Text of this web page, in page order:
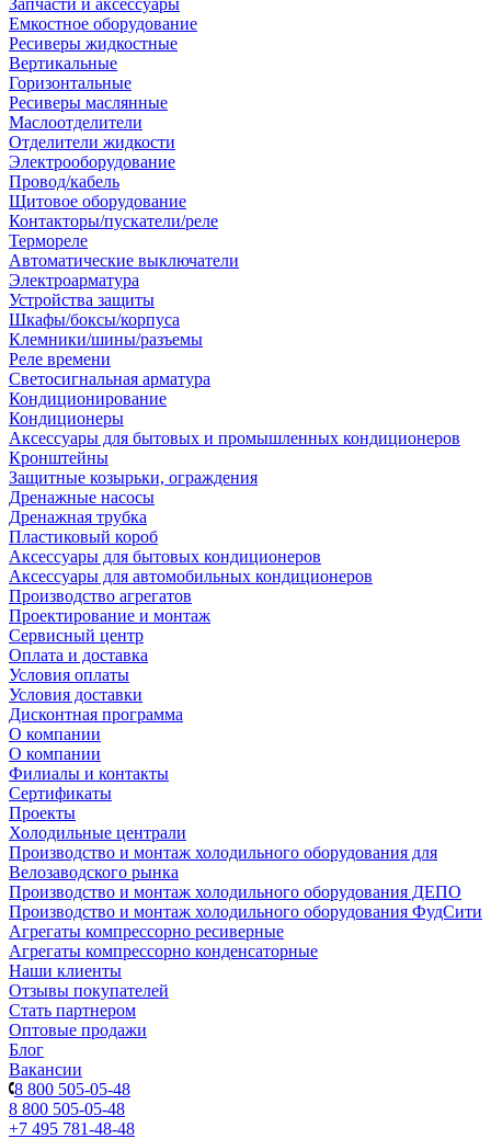
Запчасти и аксессуары
Емкостное оборудование
Ресиверы жидкостные
Вертикальные
Горизонтальные
Ресиверы маслянные
Маслоотделители
Отделители жидкости
Электрооборудование
Провод/кабель
Щитовое оборудование
Контакторы/пускатели/реле
Термореле
Автоматические выключатели
Электроарматура
Устройства защиты
Шкафы/боксы/корпуса
Клемники/шины/разъемы
Реле времени
Светосигнальная арматура
Кондиционирование
Кондиционеры
Аксессуары для бытовых и промышленных кондиционеров
Кронштейны
Защитные козырьки, ограждения
Дренажные насосы
Дренажная трубка
Пластиковый короб
Аксессуары для бытовых кондиционеров
Аксессуары для автомобильных кондиционеров
Производство агрегатов
Проектирование и монтаж
Сервисный центр
Оплата и доставка
Условия оплаты
Условия доставки
Дисконтная программа
О компании
О компании
Филиалы и контакты
Сертификаты
Проекты
Холодильные централи
Производство и монтаж холодильного оборудования для
Велозаводского рынка
Производство и монтаж холодильного оборудования ДЕПО
Производство и монтаж холодильного оборудования ФудСити
Агрегаты компрессорно ресиверные
Агрегаты компрессорно конденсаторные
Наши клиенты
Отзывы покупателей
Стать партнером
Оптовые продажи
Блог
Вакансии
8 800 505-05-48
8 800 505-05-48
+7 495 781-48-48